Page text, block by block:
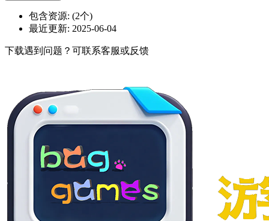
包含资源: (2个)
最近更新: 2025-06-04
下载遇到问题？可联系客服或反馈